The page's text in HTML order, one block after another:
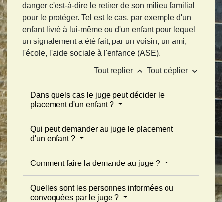
danger c'est-à-dire le retirer de son milieu familial
pour le protéger. Tel est le cas, par exemple d'un
enfant livré à lui-même ou d'un enfant pour lequel
un signalement a été fait, par un voisin, un ami,
l'école, l'aide sociale à l'enfance (ASE).
Tout replier keyboard_arrow_up Tout déplier keyboard_arrow_down
Dans quels cas le juge peut décider le
placement d'un enfant ?
Qui peut demander au juge le placement
d'un enfant ?
Comment faire la demande au juge ?
Quelles sont les personnes informées ou
convoquées par le juge ?